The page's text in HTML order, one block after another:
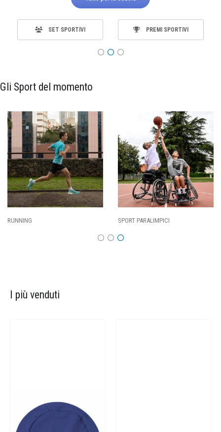
SET SPORTIVI PREMI SPORTIVI
Gli Sport del momento
CALCIO
I più venduti